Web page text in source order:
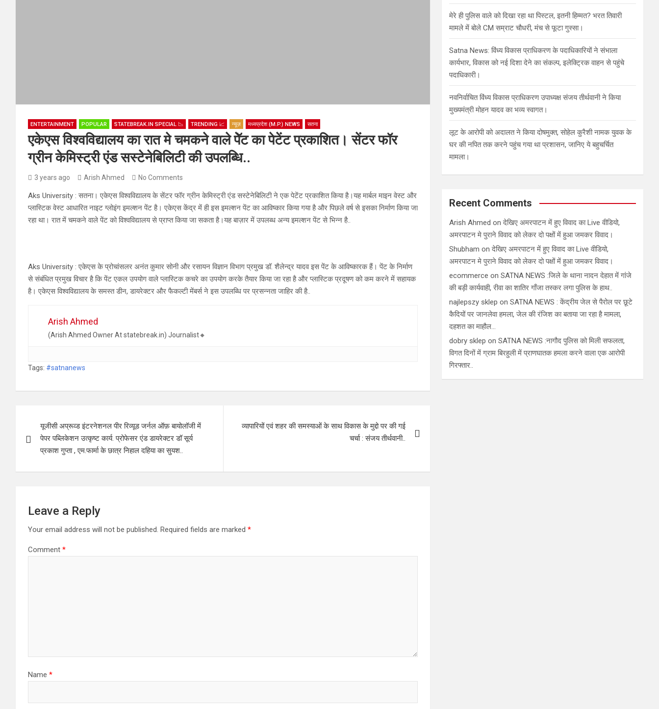
ENTERTAINMENT POPULAR STATEBREAK.IN SPECIAL 📉 TRENDING 📈 न्यूज़ मध्यप्रदेश (M.P.) NEWS सतना
एकेएस विश्वविद्यालय का रात मे चमकने वाले पेॅट का पेटेंट प्रकाशित। सेंटर फॉर
ग्रीन केमिस्ट्री एंड सस्टेनेबिलिटी की उपलब्धि..
3 years ago Arish Ahmed No Comments
Aks University : सतना। एकेएस विश्वविद्यालय के सेंटर फॉर ग्रीन केमिस्ट्री एंड सस्टेनेबिलिटी ने एक पेटेंट प्रकाशित किया है।यह मार्बल माइन वेस्ट और
प्लास्टिक वेस्ट आधारित नाइट ग्लोइंग इमल्शन पेंट है। एकेएस केंद्र में ही इस इमल्शन पेंट का आविष्कार किया गया है और पिछले वर्ष से इसका निर्माण किया जा
रहा था। रात में चमकने वाले पेंट को विश्वविद्यालय से प्राप्त किया जा सकता है।यह बाज़ार में उपलब्ध अन्य इमल्शन पेंट से भिन्न है..
Aks University : एकेएस के प्रोचांसलर अनंत कुमार सोनी और रसायन विज्ञान विभाग प्रमुख डॉ. शैलेन्द्र यादव इस पेंट के आविष्कारक हैं। पेंट के निर्माण
से संबंधित प्रमुख विचार है कि पेंट एकल उपयोग वाले प्लास्टिक कचरे का उपयोग करके तैयार किया जा रहा है और प्लास्टिक प्रदूषण को कम करने में सहायक
है। एकेएस विश्वविद्यालय के समस्त डीन, डायरेक्टर और फैकल्टी मेंबर्स ने इस उपलब्धि पर प्रसन्नता जाहिर की है..
Arish Ahmed
(Arish Ahmed Owner At statebreak.in) Journalist🔸
Tags: #satnanews
navigation
यूजीसी अप्रूव्ड इंटरनेशनल पीर रिव्यूड जर्नल ऑफ़ बायोलॉजी में
पेपर पब्लिकेशन उत्कृष्ट कार्य. प्रोफेसर एंड डायरेक्टर डॉ सूर्य
प्रकाश गुप्ता , एम.फार्मा के छात्र निहाल दहिया का सुयश..
व्यापारियों एवं शहर की समस्याओं के साथ विकास के मुद्दो पर की गई
चर्चा : संजय तीर्थवानी..
Leave a Reply
Your email address will not be published. Required fields are marked *
Comment *
Name *
मेरे ही पुलिस वाले को दिखा रहा था पिस्टल, इतनी हिम्मत? भरत तिवारी
मामले में बोले CM सम्राट चौधरी, मंच से फूटा गुस्सा।
Satna News: विंध्य विकास प्राधिकरण के पदाधिकारियों ने संभाला
कार्यभार, विकास को नई दिशा देने का संकल्प, इलेक्ट्रिक वाहन से पहुंचे
पदाधिकारी।
नवनिर्वाचित विंध्य विकास प्राधिकरण उपाध्यक्ष संजय तीर्थवानी ने किया
मुख्यमंत्री मोहन यादव का भव्य स्वागत।
लूट के आरोपी को अदालत ने किया दोषमुक्त, सोहेल कुरैशी नामक युवक के
घर की नपित तक करने पहुंच गया था प्रशासन, जानिए ये बहुचर्चित
मामला।
Recent Comments
Arish Ahmed onदेखिए अमरपाटन में हुए विवाद का Live वीडियो,
अमरपाटन मे पुराने विवाद को लेकर दो पक्षों में हुआ जमकर विवाद।
Shubham onदेखिए अमरपाटन में हुए विवाद का Live वीडियो,
अमरपाटन मे पुराने विवाद को लेकर दो पक्षों में हुआ जमकर विवाद।
ecommerce onSATNA NEWS :जिले के थाना नादन देहात में गांजे
की बड़ी कार्यवाही, रीवा का शातिर गाँजा तस्कर लगा पुलिस के हाथ..
najlepszy sklep onSATNA NEWS : केंद्रीय जेल से पैरोल पर छूटे
कैदियों पर जानलेवा हमला, जेल की रंजिश का बताया जा रहा है मामला,
दहशत का माहौल…
dobry sklep onSATNA NEWS :नागौद पुलिस को मिली सफलता,
विगत दिनों में ग्राम बिरहुली में प्राणघातक हमला करने वाला एक आरोपी
गिरफ्तार..